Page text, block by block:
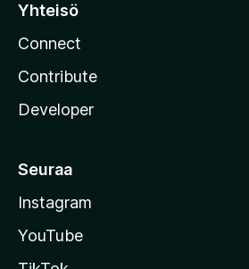
Yhteisö
Connect
Contribute
Developer
Seuraa
Instagram
YouTube